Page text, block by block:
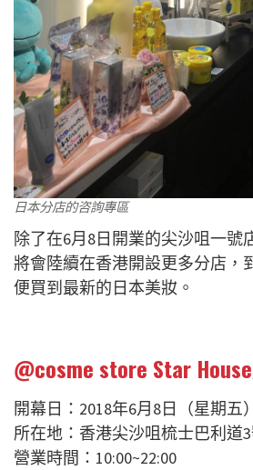
日本分店的咨詢專區
除了在6月8日開業的尖沙咀一號
將會陸續在香港開設更多分店，
便買到最新的日本美妝。
@cosme store Star
開幕日：2018年6月8日（星期五）
所在地：香港尖沙咀梳士巴利道
營業時間：10:00~22:00